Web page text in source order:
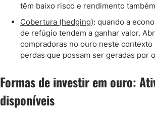
têm baixo risco e rendimento
Cobertura (hedging): quando a
de refúgio tendem a ganhar valor.
compradoras no ouro neste contexto
perdas que possam ser geradas por
Formas de investir em ouro:
disponíveis